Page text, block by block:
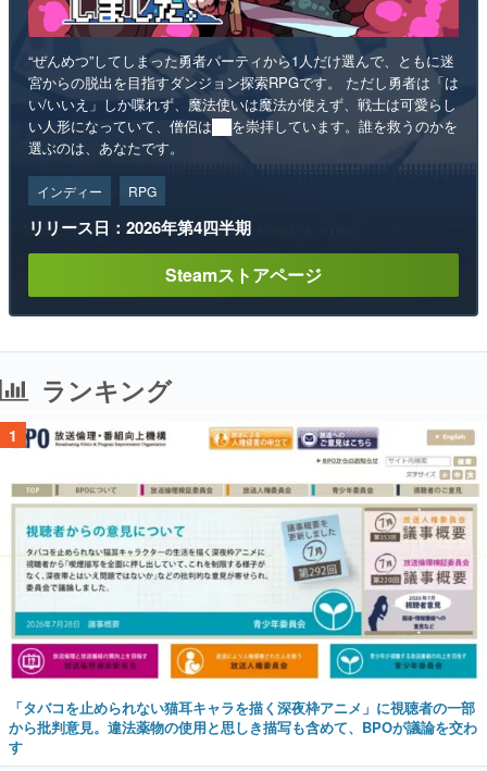
“ぜんめつ”してしまった勇者パーティから1人だけ選んで、ともに迷
宮からの脱出を目指すダンジョン探索RPGです。 ただし勇者は「は
い/いいえ」しか喋れず、魔法使いは魔法が使えず、戦士は可愛らし
い人形になっていて、僧侶は██を崇拝しています。誰を救うのかを
選ぶのは、あなたです。
インディー RPG
リリース日：2026年第4四半期
Steamストアページ
ランキング
1
「タバコを止められない猫耳キャラを描く深夜枠アニメ」に視聴者の一部
から批判意見。違法薬物の使用と思しき描写も含めて、BPOが議論を交わ
す